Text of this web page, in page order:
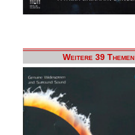
Weitere 39 Themen